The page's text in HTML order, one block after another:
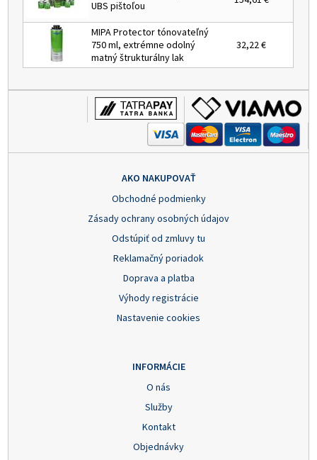
UBS pištoľou
MIPA Protector tónovateľný
750 ml, extrémne odolný
matný štrukturálny lak
32,22 €
AKO NAKUPOVAŤ
Obchodné podmienky
Zásady ochrany osobných údajov
Odstúpiť od zmluvy tu
Reklamačný poriadok
Doprava a platba
Výhody registrácie
Nastavenie cookies
INFORMÁCIE
O nás
Služby
Kontakt
Objednávky